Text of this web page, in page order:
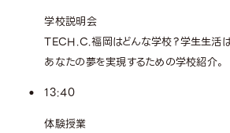
学校説明会
TECH.C.福岡はどんな学校？学生生活
あなたの夢を実現するための学校紹介。
13:40
体験授業